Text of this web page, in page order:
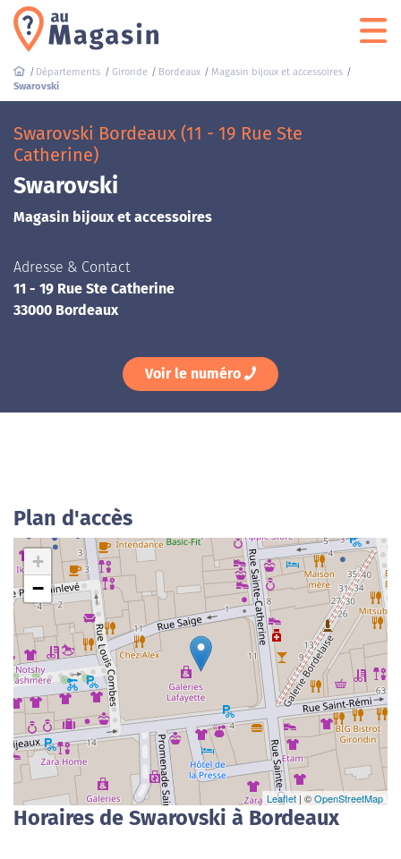
Départements Gironde Bordeaux
Magasin bijoux et accessoires
Swarovski
Swarovski Bordeaux (11 - 19 Rue Ste
Catherine)
Swarovski
Magasin bijoux et accessoires
Adresse & Contact
11 - 19 Rue Ste Catherine
33000 Bordeaux
Voir le numéro
Plan d'accès
+
−
Leaflet | ©OpenStreetMap
Horaires de Swarovski à Bordeaux